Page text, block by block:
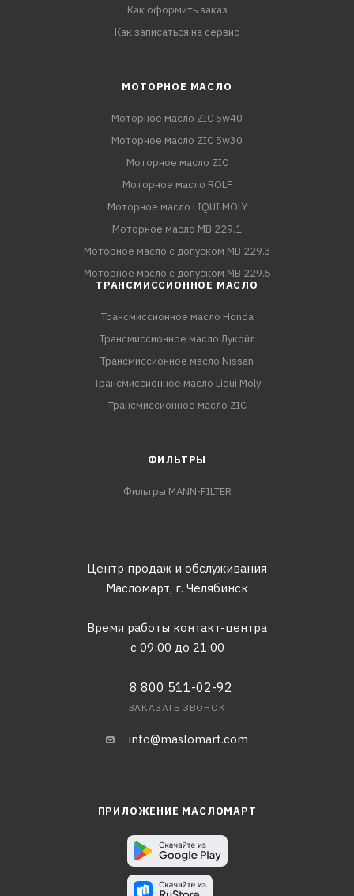
Как оформить заказ
Как записаться на сервис
МОТОРНОЕ МАСЛО
Моторное масло ZIC 5w40
Моторное масло ZIC 5w30
Моторное масло ZIC
Моторное масло ROLF
Моторное масло LIQUI MOLY
Моторное масло MB 229.1
Моторное масло с допуском MB 229.3
Моторное масло с допуском MB 229.5
ТРАНСМИССИОННОЕ МАСЛО
Трансмиссионное масло Honda
Трансмиссионное масло Лукойл
Трансмиссионное масло Nissan
Трансмиссионное масло Liqui Moly
Трансмиссионное масло ZIC
ФИЛЬТРЫ
Фильтры MANN-FILTER
Центр продаж и обслуживания
Масломарт, г. Челябинск
Время работы контакт-центра
с 09:00 до 21:00
8 800 511-02-92
ЗАКАЗАТЬ ЗВОНОК
info@maslomart.com
ПРИЛОЖЕНИЕ МАСЛОМАРТ